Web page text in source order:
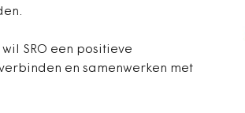
SRO een positieve
en samenwerken met